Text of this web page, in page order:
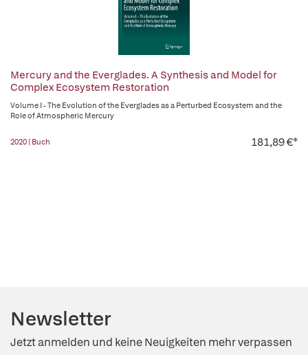
Mercury and the Everglades. A Synthesis and Model for
Complex Ecosystem Restoration
Volume I - The Evolution of the Everglades as a Perturbed Ecosystem and the
Role of Atmospheric Mercury
2020 | Buch 181,89 €*
Newsletter
Jetzt anmelden und keine Neuigkeiten mehr verpassen